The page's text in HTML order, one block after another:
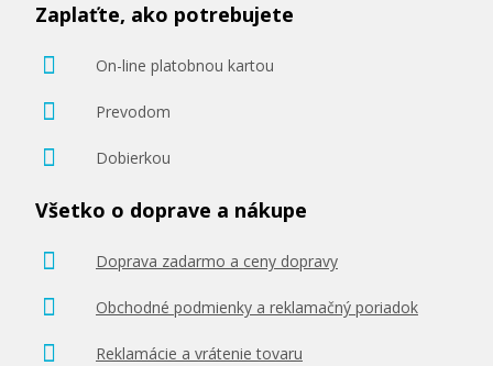
Zaplaťte, ako potrebujete
On-line platobnou kartou
Prevodom
Dobierkou
Všetko o doprave a nákupe
Doprava zadarmo a ceny dopravy
Obchodné podmienky a reklamačný poriadok
Reklamácie a vrátenie tovaru